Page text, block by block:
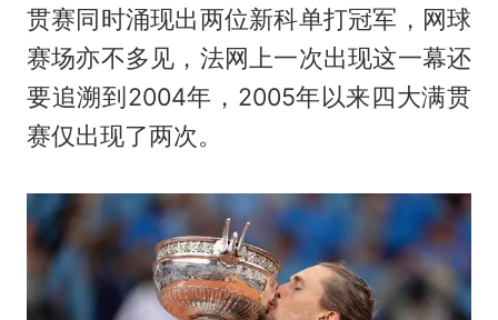
贯赛同时涌现出两位新科单打冠军，网球
赛场亦不多见，法网上一次出现这一幕还
要追溯到2004年，2005年以来四大满贯
赛仅出现了两次。